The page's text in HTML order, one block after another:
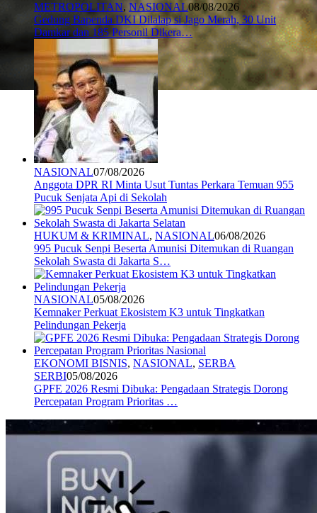
METROPOLITAN, NASIONAL08/08/2026
Gedung Bapenda DKI Dilalap si Jago Merah, 30 Unit
Damkar dan 185 Personil Dikera…
NASIONAL07/08/2026
Anggota DPR RI Minta Usut Tuntas Perkara Temuan 955
Pucuk Senjata Api di Sekolah
HUKUM & KRIMINAL, NASIONAL06/08/2026
995 Pucuk Senpi Beserta Amunisi Ditemukan di Ruangan
Sekolah Swasta di Jakarta S…
NASIONAL05/08/2026
Kemnaker Perkuat Ekosistem K3 untuk Tingkatkan
Pelindungan Pekerja
EKONOMI BISNIS, NASIONAL, SERBA
SERBI05/08/2026
GPFE 2026 Resmi Dibuka: Pengadaan Strategis Dorong
Percepatan Program Prioritas …